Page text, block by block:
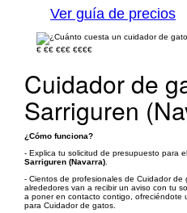
Ver guía de precios
€ €€ €€€ €€€€
Cuidador de
Sarriguren
¿Cómo funciona?
- Explica tu solicitud de presupuesto para
Sarriguren (Navarra)
- Cientos de profesionales de Cuidador
alrededores van a recibir un aviso con tu
a poner en contacto contigo, ofreciéndote
para Cuidador de gatos.